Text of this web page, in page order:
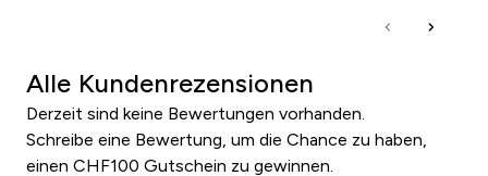
Alle Kundenrezensionen
Derzeit sind keine Bewertungen vorhanden.
Schreibe eine Bewertung, um die Chance zu haben,
einen CHF100 Gutschein zu gewinnen.